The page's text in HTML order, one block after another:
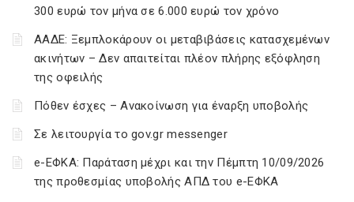
300 ευρώ τον μήνα σε 6.000 ευρώ τον χρόνο
ΑΑΔΕ: Ξεμπλοκάρουν οι μεταβιβάσεις κατασχεμένων
ακινήτων – Δεν απαιτείται πλέον πλήρης εξόφληση
της οφειλής
Πόθεν έσχες – Ανακοίνωση για έναρξη υποβολής
Σε λειτουργία το gov.gr messenger
e-ΕΦΚΑ: Παράταση μέχρι και την Πέμπτη 10/09/2026
της προθεσμίας υποβολής ΑΠΔ του e-ΕΦΚΑ